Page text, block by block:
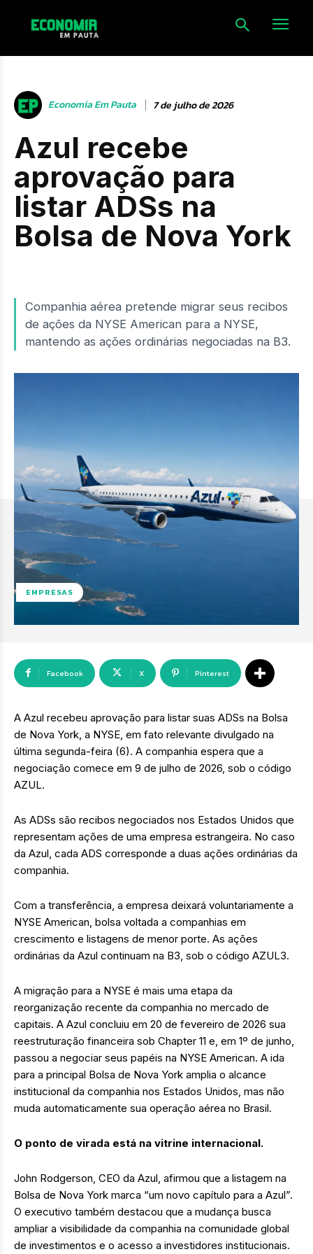
Economia Em Pauta 7 de julho de 2026
Azul recebe
aprovação para
listar ADSs na
Bolsa de Nova York
Companhia aérea pretende migrar seus recibos
de ações da NYSE American para a NYSE,
mantendo as ações ordinárias negociadas na B3.
EMPRESAS
Facebook X Pinterest
A Azul recebeu aprovação para listar suas ADSs na Bolsa
de Nova York, a NYSE, em fato relevante divulgado na
última segunda-feira (6). A companhia espera que a
negociação comece em 9 de julho de 2026, sob o código
AZUL.
As ADSs são recibos negociados nos Estados Unidos que
representam ações de uma empresa estrangeira. No caso
da Azul, cada ADS corresponde a duas ações ordinárias da
companhia.
Com a transferência, a empresa deixará voluntariamente a
NYSE American, bolsa voltada a companhias em
crescimento e listagens de menor porte. As ações
ordinárias da Azul continuam na B3, sob o código AZUL3.
A migração para a NYSE é mais uma etapa da
reorganização recente da companhia no mercado de
capitais. A Azul concluiu em 20 de fevereiro de 2026 sua
reestruturação financeira sob Chapter 11 e, em 1º de junho,
passou a negociar seus papéis na NYSE American. A ida
para a principal Bolsa de Nova York amplia o alcance
institucional da companhia nos Estados Unidos, mas não
muda automaticamente sua operação aérea no Brasil.
O ponto de virada está na vitrine internacional.
John Rodgerson, CEO da Azul, afirmou que a listagem na
Bolsa de Nova York marca “um novo capítulo para a Azul”.
O executivo também destacou que a mudança busca
ampliar a visibilidade da companhia na comunidade global
de investimentos e o acesso a investidores institucionais.